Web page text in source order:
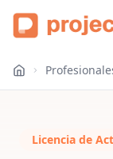
Licencia de